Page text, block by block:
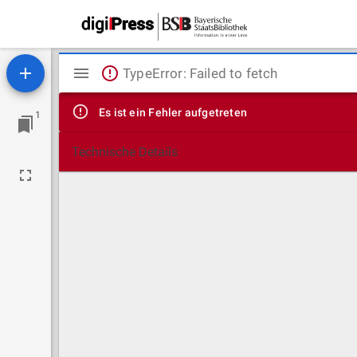
1
Mirador
Viewer
TypeError: Failed to fetch
Es ist ein Fehler aufgetreten
Technische Details